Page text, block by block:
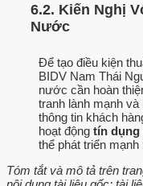
6.2. Kiến Nghị
Nước
Để tạo điều kiện
BIDV Nam Thái
nước cần hoàn
tranh lành mạnh
thông tin khách
hoạt động tín dụng
thể phát triển mạnh
Tóm tắt và mô tả trên